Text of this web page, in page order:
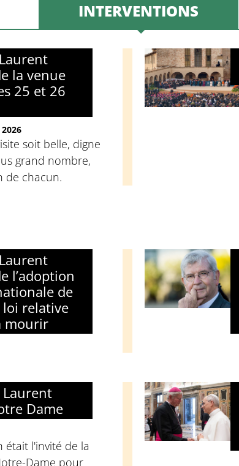
INTERVENTIONS
la venue
25 et 26
2026
soit belle, digne
grand nombre,
de chacun.
l’adoption
de
relative
mourir
Dame
était l'invité de la
Dame pour